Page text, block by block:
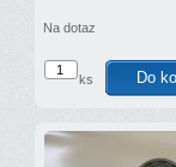
Na dotaz
ks